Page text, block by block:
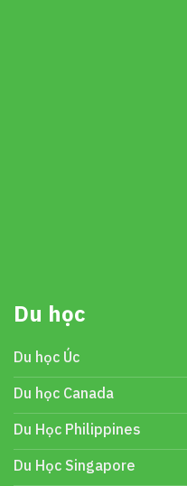
Du học
Du học Úc
Du học Canada
Du Học Philippines
Du Học Singapore